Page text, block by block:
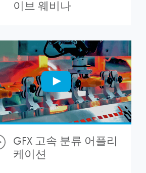
이브 웨비나
GFX 고속 분류 어플리
케이션